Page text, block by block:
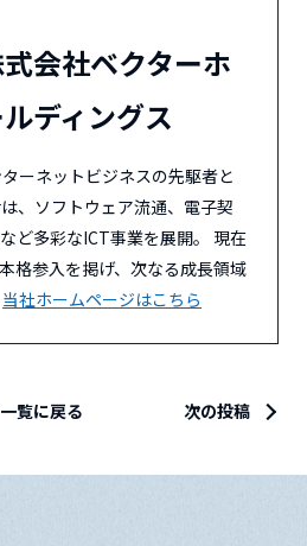
会社ベクターホ
ディングス
ーネットビジネスの先駆者と
、ソフトウェア流通、電子契
ど多彩なICT事業を展開。 現在
格参入を掲げ、次なる成長領域
当社ホームページはこちら
一覧に戻る 次の投稿